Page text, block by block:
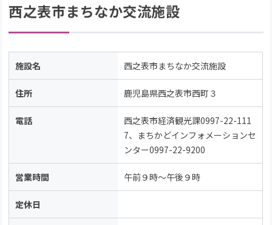
西之表市まちなか交流施設
施設名 西之表市まちなか交流施設
住所 鹿児島県西之表市西町３
電話
西之表市経済観光課0997-22-111
7、まちかどインフォメーションセ
ンター0997-22-9200
営業時間 午前９時～午後９時
定休日